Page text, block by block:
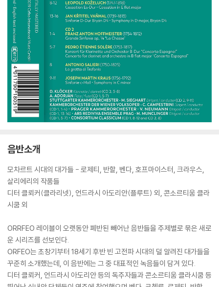
음반소개
모차르트 시대의 대가들 - 로제티, 반할, 벤다, 호프마이스터, 크라우스,
살리에리의 작품들
디터 클뢰커(클라리넷), 언드라시 아도리안(플루트) 외, 콘소르티움 클라
시쿰 외
ORRFEO 레이블이 오랫동안 폐반된 빼어난 음반들을 주제별로 묶은 새로
운 시리즈를 선보인다.
ORFEO는 초창기부터 18세기 후반 빈 고전파 시대의 덜 알려진 대가들을
꾸준히 소개했는데, 이 음반에는 그 중 대표적인 녹음들이 담겨 있다.
디터 클뢰커, 언드라시 아도리안 등의 독주자들과 콘소르티움 클라시쿰 등